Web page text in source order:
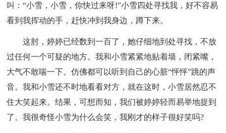
叫：“小雪，小雪，你快过来呀!”小雪四处寻找我，好不容易
看到我挥动的手，赶快冲到我身边，蹲下来。
这肘，婷婷已经数到一百了，她仔细地到处寻找，不放
过任何一个可疑的地方。我和小雪紧紧地贴着墙，闭紧嘴，
大气不敢喘一下。仿佛都可以听到自己的心脏“怦怦”跳的声
音。我和小雪还不时地看看对方，就在这时，小雪居然忍不
住大笑起来。结果，可想而知，我们被婷婷轻而易举地捉到
了。我很奇怪小雪为什么会笑，我刚才的样子很好笑吗?